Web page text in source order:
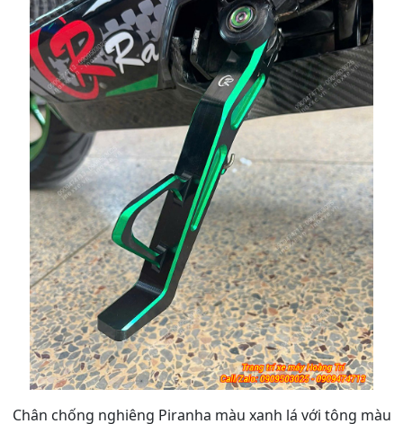
Chân chống nghiêng Piranha màu xanh lá với tông màu